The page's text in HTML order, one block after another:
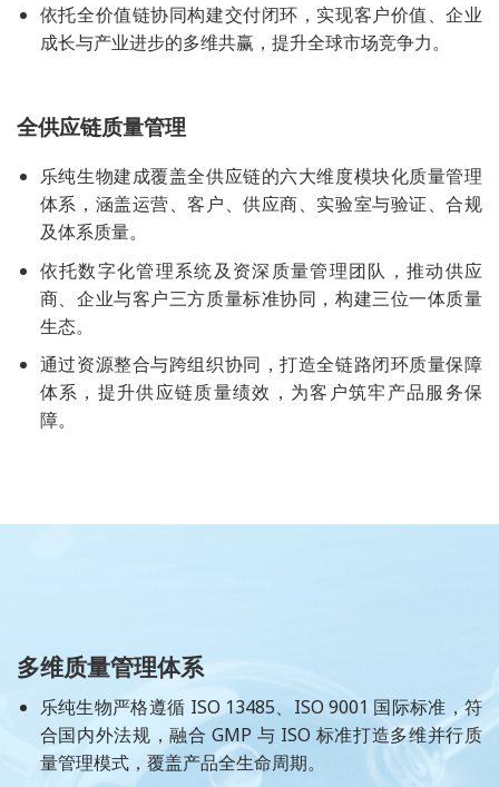
依托全价值链协同构建交付闭环，实现客户价值、企业
成长与产业进步的多维共赢，提升全球市场竞争力。
全供应链质量管理
乐纯生物建成覆盖全供应链的六大维度模块化质量管理
体系，涵盖运营、客户、供应商、实验室与验证、合规
及体系质量。
依托数字化管理系统及资深质量管理团队，推动供应
商、企业与客户三方质量标准协同，构建三位一体质量
生态。
通过资源整合与跨组织协同，打造全链路闭环质量保障
体系，提升供应链质量绩效，为客户筑牢产品服务保
障。
多维质量管理体系
乐纯生物严格遵循 ISO 13485、ISO 9001 国际标准，符
合国内外法规，融合 GMP 与 ISO 标准打造多维并行质
量管理模式，覆盖产品全生命周期。